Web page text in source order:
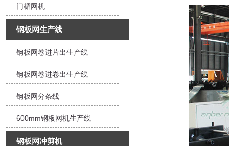
门楣网机
钢板网生产线
钢板网卷进片出生产线
钢板网卷进卷出生产线
钢板网分条线
600mm钢板网机生产线
钢板网冲剪机